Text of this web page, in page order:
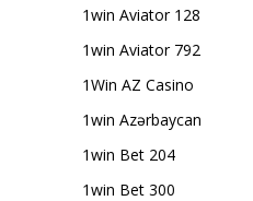
1win Aviator 128
1win Aviator 792
1Win AZ Casino
1win Azərbaycan
1win Bet 204
1win Bet 300